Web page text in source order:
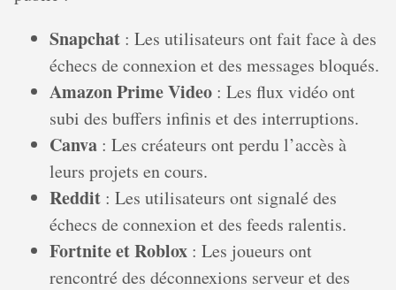
Snapchat : Les utilisateurs ont fait face à des
échecs de connexion et des messages bloqués.
Amazon Prime Video : Les flux vidéo ont
subi des buffers infinis et des interruptions.
Canva : Les créateurs ont perdu l’accès à
leurs projets en cours.
Reddit : Les utilisateurs ont signalé des
échecs de connexion et des feeds ralentis.
Fortnite et Roblox : Les joueurs ont
rencontré des déconnexions serveur et des